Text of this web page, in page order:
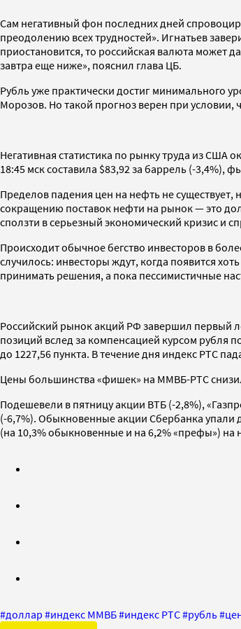
Сам негативный фон последних дней
преодолению всех трудностей». Игнатьев
приостановится, то российская валюта может
завтра еще ниже», пояснил глава ЦБ.
Рубль уже практически достиг минимального
Морозов. Но такой прогноз верен при условии,
Негативная статистика по рынку труда из США
18:45 мск составила $83,92 за баррель (-3,4%),
Пределов падения цен на нефть не
сокращению поставок нефти на рынок — это
сползти в серьезный экономический кризис и
Происходит обычное бегство инвесторов в
случилось: инвесторы ждут, когда появится
принимать решения, а пока пессимистичные
Российский рынок акций РФ завершил первый
позиций вслед за компенсацией курсом рубля
до 1227,56 пункта. В течение дня индекс РТС
Цены большинства «фишек» на ММВБ-РТС
Подешевели в пятницу акции ВТБ (-2,8%),
(-6,7%). Обыкновенные акции Сбербанка упали
(на 10,3% обыкновенные и на 6,2% «префы») на
#доллар #индекс ММВБ#индекс РТС#рубль#